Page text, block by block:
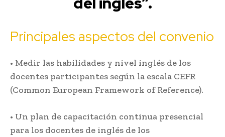
Principales aspectos del convenio
• Medir las habilidades y nivel inglés de los
docentes participantes según la escala CEFR
(Common European Framework of Reference).
• Un plan de capacitación continua presencial
para los docentes de inglés de los